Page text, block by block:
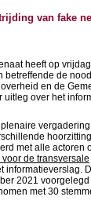
van fake
heeft op
betreffende de
en de
over het
met alle actoren
de transversale
informatieverslag.
2021
met 30